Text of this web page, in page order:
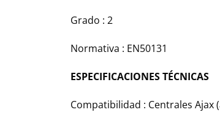
Grado : 2
Normativa : EN50131
ESPECIFICACIONES TÉCNICAS
Compatibilidad : Centrales Ajax